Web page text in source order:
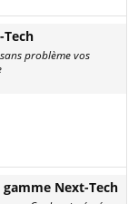
problème vos
gamme Next-Tech